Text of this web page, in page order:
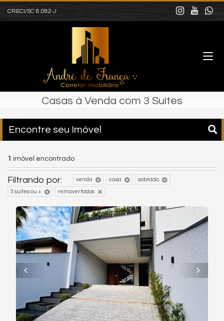
CRECI/SC 8.082-J
Casas à Venda com 3 Suítes
Encontre seu Imóvel
1 imóvel encontrado
Filtrando por: venda casa sobrado
3 suítes ou + remover todos